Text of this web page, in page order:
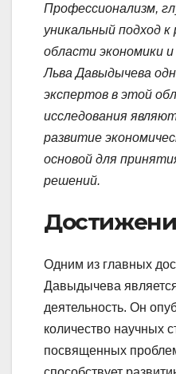
Профессионализм,
уникальный подход
области экономики
Льва Давыдычева
экспертов в этой
исследования
развитие
основой для
решений.
Одним из главных
Давыдычева
деятельность. Он
количество научных
посвященных